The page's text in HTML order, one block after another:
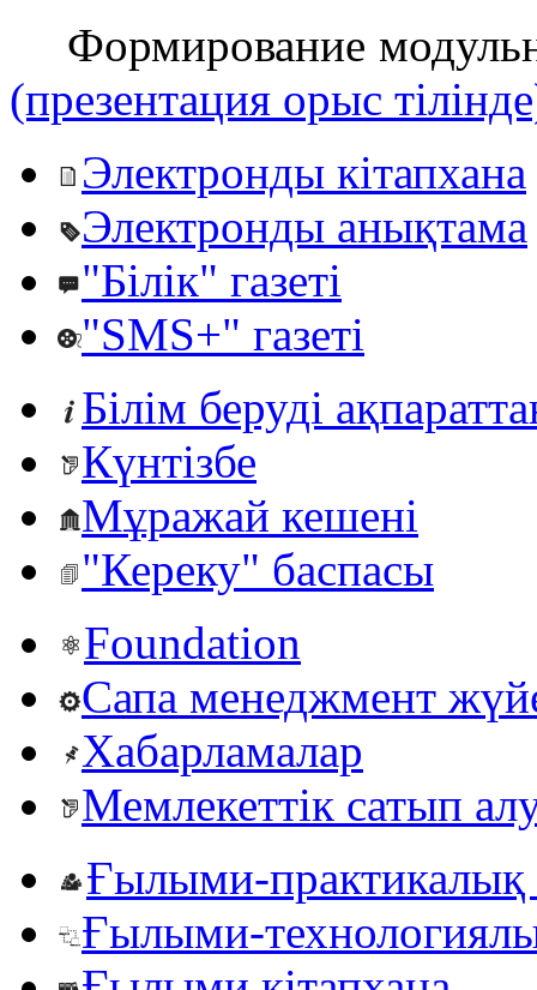
Формирование
(презентация орыс
Электронды кітапхана
Электронды анықтама
"Білік" газеті
"SMS+" газеті
Білім беруді
Күнтізбе
Мұражай кешені
"Кереку" баспасы
Foundation
Сапа менеджмент
Хабарламалар
Мемлекеттік сатып
Ғылыми-практикалық
Ғылыми-